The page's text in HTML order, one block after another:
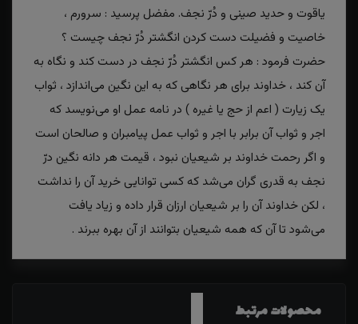
یاقوت و حدید صینی و دُرّ نجف. مفضل پرسید : سرورم ،
خاصیت و فضیلت دست کردن انگشتر دُرّ نجف چیست ؟
حضرت فرمود : هر کس انگشتر دُرّ نجف در دست کند و نگاه به
آن کند ، خداوند برای هر نگاهی که به این نگین می‌اندازد ، ثواب
یک زیارت ( اعم از حج یا غیره ) در نامه عمل او می‌نویسد که
اجر و ثواب آن برابر با اجر و ثواب عمل پیامبران و صالحان است
و اگر رحمت خداوند بر شیعیان نبود ، قیمت هر دانه نگین درّ
نجف به قدری گران می‌شد که کسی توانایی خرید آن را نداشت
، لکن خداوند آن را بر شیعیان ارزان قرار داده و زیاد یافت
می‌شود تا آن که همه شیعیان بتوانند از آن بهره ببرند .
محصولات مرتبط